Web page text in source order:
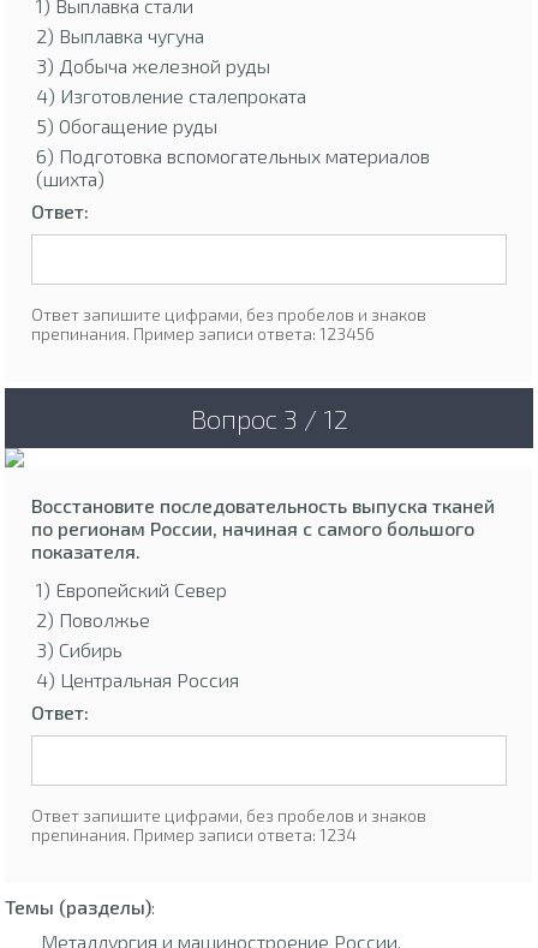
1) Выплавка стали
2) Выплавка чугуна
3) Добыча железной руды
4) Изготовление сталепроката
5) Обогащение руды
6) Подготовка вспомогательных материалов
(шихта)
Ответ:
Ответ запишите цифрами, без пробелов и знаков
препинания. Пример записи ответа: 123456
Вопрос 3 / 12
Восстановите последовательность выпуска тканей
по регионам России, начиная с самого большого
показателя.
1) Европейский Север
2) Поволжье
3) Сибирь
4) Центральная Россия
Ответ:
Ответ запишите цифрами, без пробелов и знаков
препинания. Пример записи ответа: 1234
Темы (разделы):
Металлургия и машиностроение России.